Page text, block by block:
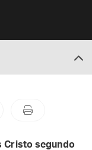
Cristo segundo